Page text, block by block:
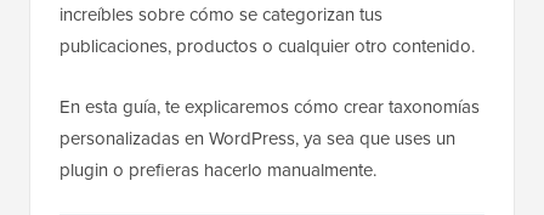
increíbles sobre cómo se categorizan tus
publicaciones, productos o cualquier otro contenido.
En esta guía, te explicaremos cómo crear taxonomías
personalizadas en WordPress, ya sea que uses un
plugin o prefieras hacerlo manualmente.